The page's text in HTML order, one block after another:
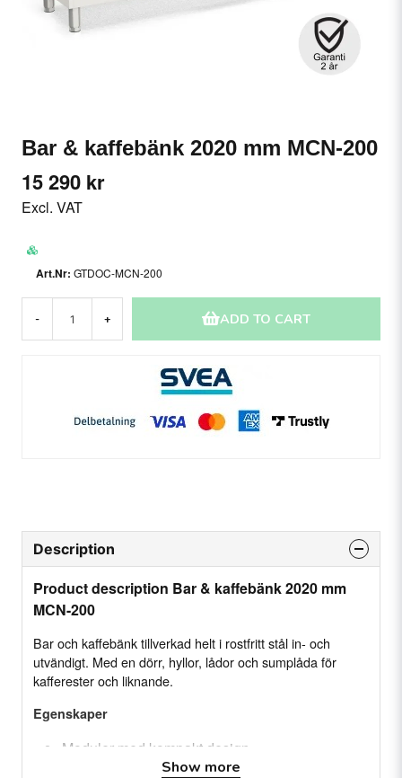
Bar & kaffebänk 2020 mm MCN-200
15 290 kr
Excl. VAT
GTDOC-MCN-200
- + ADD TO CART
Description
Product description Bar & kaffebänk 2020 mm
MCN-200
Bar och kaffebänk tillverkad helt i rostfritt stål in- och
utvändigt. Med en dörr, hyllor, lådor och sumplåda för
kafferester och liknande.
Egenskaper
Moduler med kompakt design
Ytterhölje av rostfritt stål AISI-304 (med
Show more